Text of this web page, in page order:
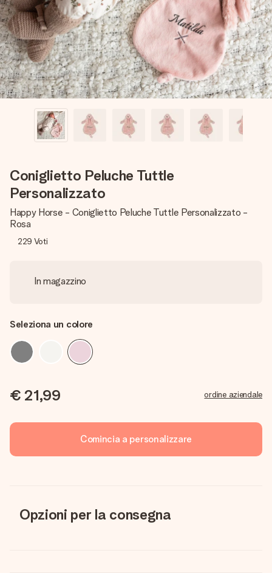
una tua foto o un messaggio che tocchi il cuore. Nessuna
complicazione, solo tanto amore per il momento perfetto.
Coniglietto Peluche Tuttle
Personalizzato
Happy Horse - Coniglietto Peluche Tuttle Personalizzato -
Rosa
229 Voti
In magazzino
Seleziona un colore
€ 21,99 ordine aziendale
Comincia a personalizzare
Opzioni per la consegna